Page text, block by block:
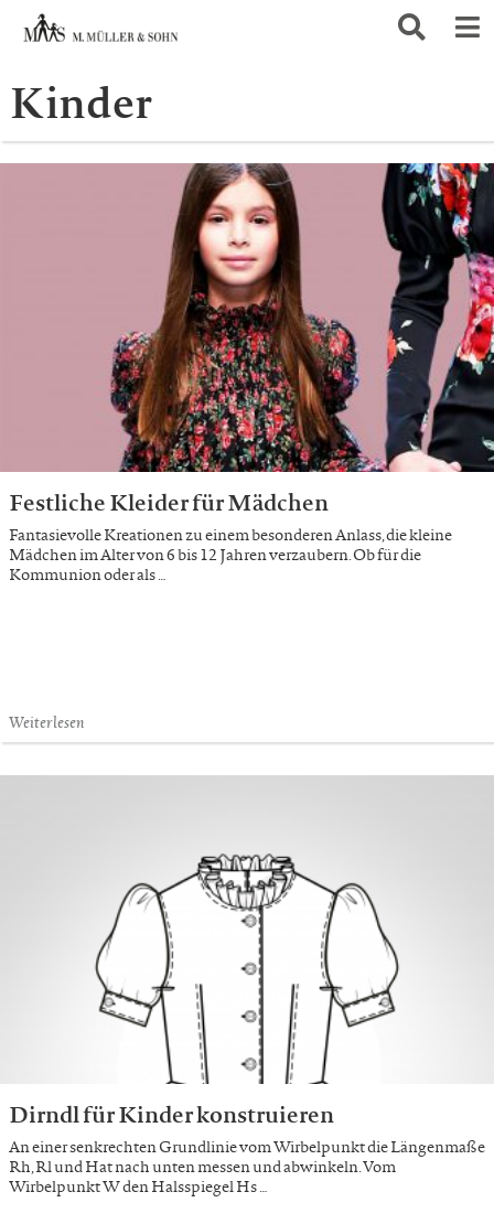
Kinder
Festliche Kleider für Mädchen
Fantasievolle Kreationen zu einem besonderen Anlass, die kleine
Mädchen im Alter von 6 bis 12 Jahren verzaubern. Ob für die
Kommunion oder als …
Weiterlesen
Dirndl für Kinder konstruieren
An einer senkrechten Grundlinie vom Wirbelpunkt die Längenmaße
Rh, Rl und Hat nach unten messen und abwinkeln. Vom
Wirbelpunkt W den Halsspiegel Hs …